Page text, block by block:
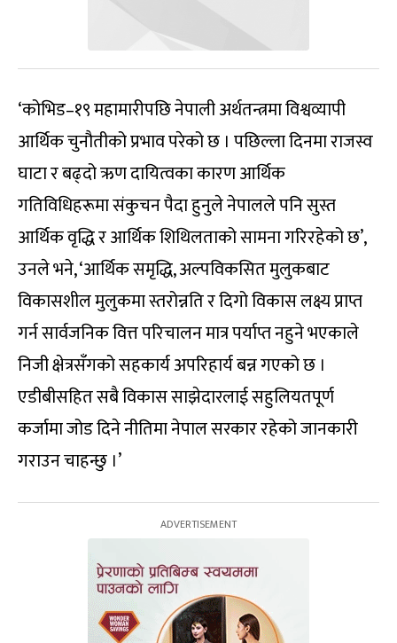
‘कोभिड–१९ महामारीपछि नेपाली अर्थतन्त्रमा विश्वव्यापी
आर्थिक चुनौतीको प्रभाव परेको छ । पछिल्ला दिनमा राजस्व
घाटा र बढ्दो ऋण दायित्वका कारण आर्थिक
गतिविधिहरूमा संकुचन पैदा हुनुले नेपालले पनि सुस्त
आर्थिक वृद्धि र आर्थिक शिथिलताको सामना गरिरहेको छ’,
उनले भने, ‘आर्थिक समृद्धि, अल्पविकसित मुलुकबाट
विकासशील मुलुकमा स्तरोन्नति र दिगो विकास लक्ष्य प्राप्त
गर्न सार्वजनिक वित्त परिचालन मात्र पर्याप्त नहुने भएकाले
निजी क्षेत्रसँगको सहकार्य अपरिहार्य बन्न गएको छ ।
एडीबीसहित सबै विकास साझेदारलाई सहुलियतपूर्ण
कर्जामा जोड दिने नीतिमा नेपाल सरकार रहेको जानकारी
गराउन चाहन्छु ।’